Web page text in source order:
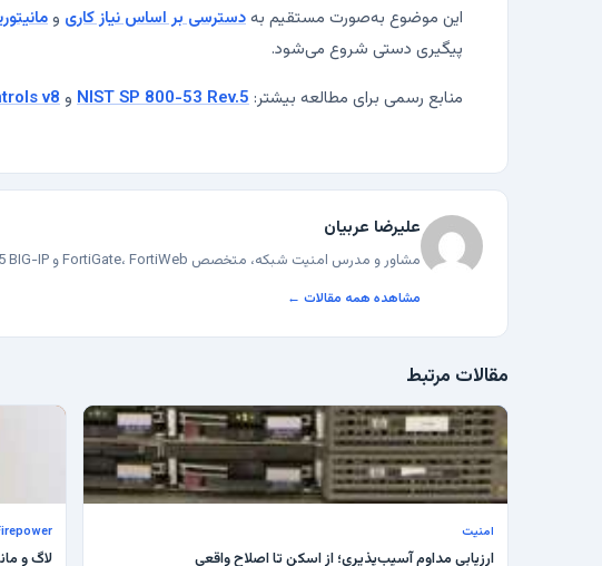
این موضوع به‌صورت مستقیم بهدسترسی بر اساس نیاز کاری و
پیگیری دستی شروع می‌شود.
منابع رسمی برای مطالعه بیشتر: NIST SP 800-53 Rev.5 وv8
علیرضا عربیان
مشاور و مدرس امنیت شبکه، متخصص FortiGate، FortiWeb و F5 BIG-IP در زیرساخت‌های سازمانی.
مشاهده همه مقالات ←
مقالات مرتبط
امنیت
ارزیابی مداوم آسیب‌پذیری؛ از اسکن تا اصلاح واقعی